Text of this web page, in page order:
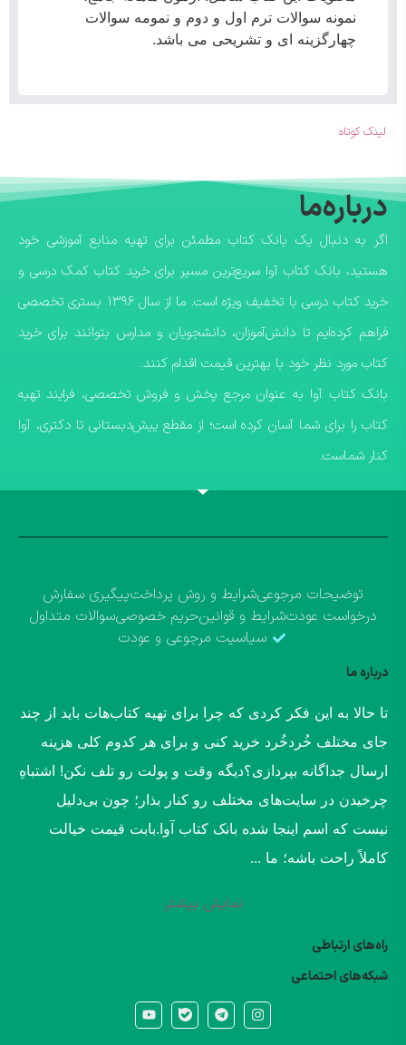
نمونه سوالات ترم اول و دوم و نمومه سوالات
چهارگزینه ای و تشریحی می باشد.
لینک کوتاه
درباره‌ما
اگر به دنبال یک بانک کتاب مطمئن برای تهیه منابع آموزشی خود
هستید، بانک کتاب آوا سریع‌ترین مسیر برای خرید کتاب کمک درسی و
خرید کتاب درسی با تخفیف ویژه است. ما از سال ۱۳۹۶ بستری تخصصی
فراهم کرده‌ایم تا دانش‌آموزان، دانشجویان و مدارس بتوانند برای خرید
کتاب مورد نظر خود با بهترین قیمت اقدام کنند.
​بانک کتاب آوا به عنوان مرجع پخش و فروش تخصصی، فرایند تهیه
کتاب را برای شما آسان کرده است؛ از مقطع پیش‌دبستانی تا دکتری، آوا
کنار شماست.
توضیحات مرجوعیشرایط و روش پرداختپیگیری سفارش
درخواست عودتشرایط و قوانینحریم خصوصیسوالات متداول
سیاسیت مرجوعی و عودت
درباره ما
​تا حالا به این فکر کردی که چرا برای تهیه کتاب‌هات باید از چند
جای مختلف خُردخُرد خرید کنی و برای هر کدوم کلی هزینه
ارسال جداگانه بپردازی؟​دیگه وقت و پولت رو تلف نکن! اشتباهِ
چرخیدن در سایت‌های مختلف رو کنار بذار؛ چون بی‌دلیل
نیست که اسم اینجا شده بانک کتاب آوا.​بابت قیمت خیالت
کاملاً راحت باشه؛ ما ...
نمایش بیشتر
راه‌های ارتباطی
شبکه‌های احتماعی